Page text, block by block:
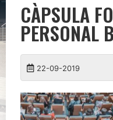
CÀPSULA
PERSONAL
22-09-2019